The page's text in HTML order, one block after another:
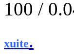
100 /
xuite.